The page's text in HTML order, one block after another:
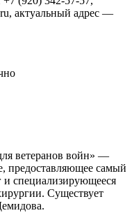
актуальный адрес —
ветеранов войн» —
предоставляющее самый
специализирующееся
Существует